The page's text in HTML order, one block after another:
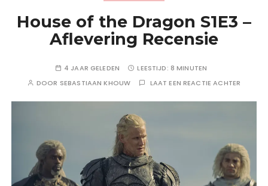
House of the Dragon S1E3 –
Aflevering Recensie
4 JAAR GELEDEN LEESTIJD: 8 MINUTEN
DOOR SEBASTIAAN KHOUW LAAT EEN REACTIE ACHTER